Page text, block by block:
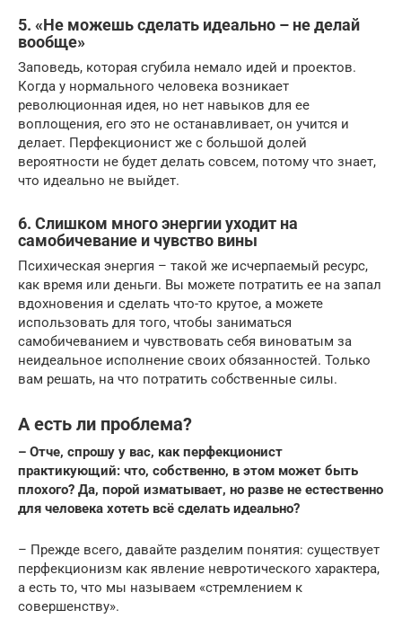
5. «Не можешь сделать идеально – не делай
вообще»
Заповедь, которая сгубила немало идей и проектов.
Когда у нормального человека возникает
революционная идея, но нет навыков для ее
воплощения, его это не останавливает, он учится и
делает. Перфекционист же с большой долей
вероятности не будет делать совсем, потому что знает,
что идеально не выйдет.
6. Слишком много энергии уходит на
самобичевание и чувство вины
Психическая энергия – такой же исчерпаемый ресурс,
как время или деньги. Вы можете потратить ее на запал
вдохновения и сделать что-то крутое, а можете
использовать для того, чтобы заниматься
самобичеванием и чувствовать себя виноватым за
неидеальное исполнение своих обязанностей. Только
вам решать, на что потратить собственные силы.
А есть ли проблема?
– Отче, спрошу у вас, как перфекционист
практикующий: что, собственно, в этом может быть
плохого? Да, порой изматывает, но разве не естественно
для человека хотеть всё сделать идеально?
– Прежде всего, давайте разделим понятия: существует
перфекционизм как явление невротического характера,
а есть то, что мы называем «стремлением к
совершенству».